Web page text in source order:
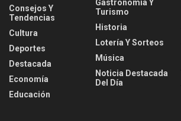
Consejos Y
Tendencias
Cultura
Deportes
Destacada
Economía
Educación
Gastronomía Y
Turismo
Historia
Lotería Y Sorteos
Música
Noticia Destacada
Del Día